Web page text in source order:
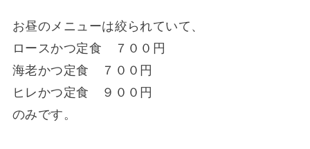
お昼のメニューは絞られていて、
ロースかつ定食 ７００円
海老かつ定食 ７００円
ヒレかつ定食 ９００円
のみです。